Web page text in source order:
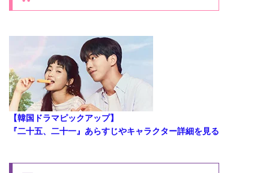
【韓国ドラマピックアップ】
『二十五、二十一』あらすじやキャラクター詳細を見る